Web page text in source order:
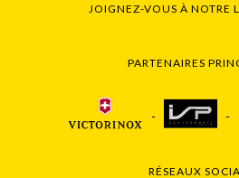
JOIGNEZ-VOUS À NOTRE
PARTENAIRES
RÉSEAUX